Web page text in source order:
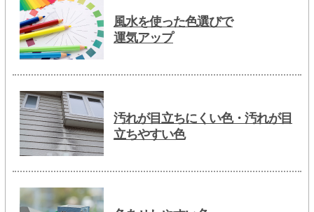
風水を使った色選びで
運気アップ
汚れが目立ちにくい色・汚れが目
立ちやすい色